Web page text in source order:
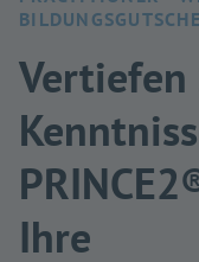
Vertiefen
Ihre